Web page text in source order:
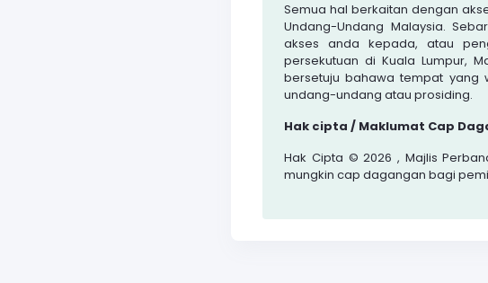
Semua hal berkaitan dengan
Undang-Undang Malaysia.
akses anda kepada, atau
persekutuan di Kuala Lumpur,
bersetuju bahawa tempat yang
undang-undang atau prosiding.
Hak cipta / Maklumat Cap
Hak Cipta © 2026 , Majlis
mungkin cap dagangan bagi